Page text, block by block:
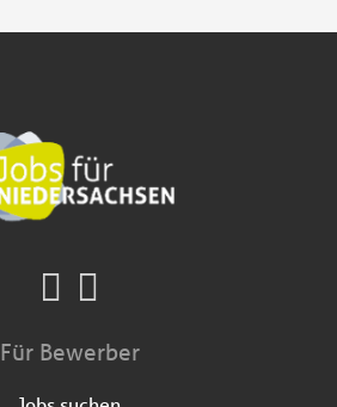
Für Bewerber